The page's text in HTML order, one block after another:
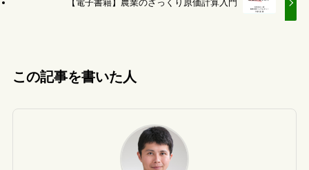
【電子書籍】農業のざっくり原価計算入門
この記事を書いた人